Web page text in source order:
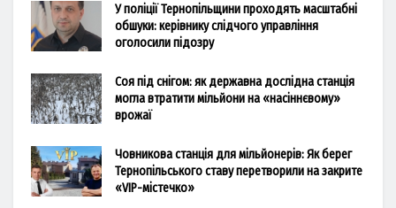
У поліції Тернопільщини проходять масштабні
обшуки: керівнику слідчого управління
оголосили підозру
Соя під снігом: як державна дослідна станція
могла втратити мільйони на «насіннєвому»
врожаї
Човникова станція для мільйонерів: Як берег
Тернопільського ставу перетворили на закрите
«VIP-містечко»